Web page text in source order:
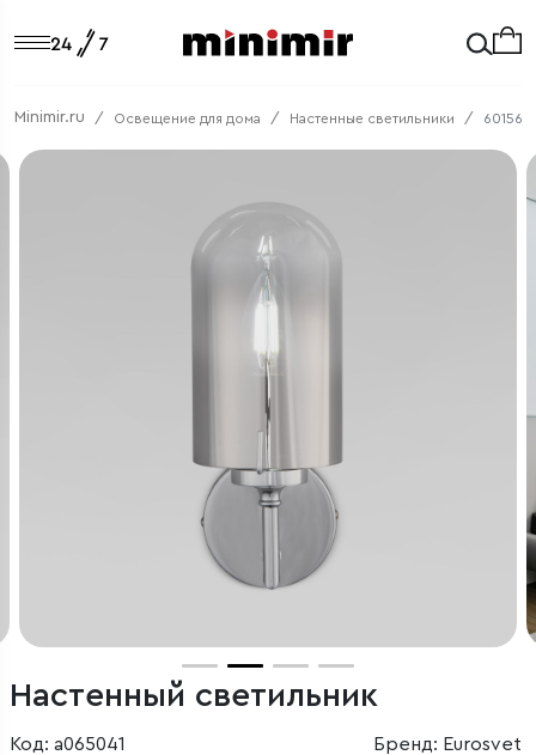
Minimir.ru Освещение для дома Настенные светильники 60156/
Настенный светильник
Код: a065041 Бренд: Eurosvet